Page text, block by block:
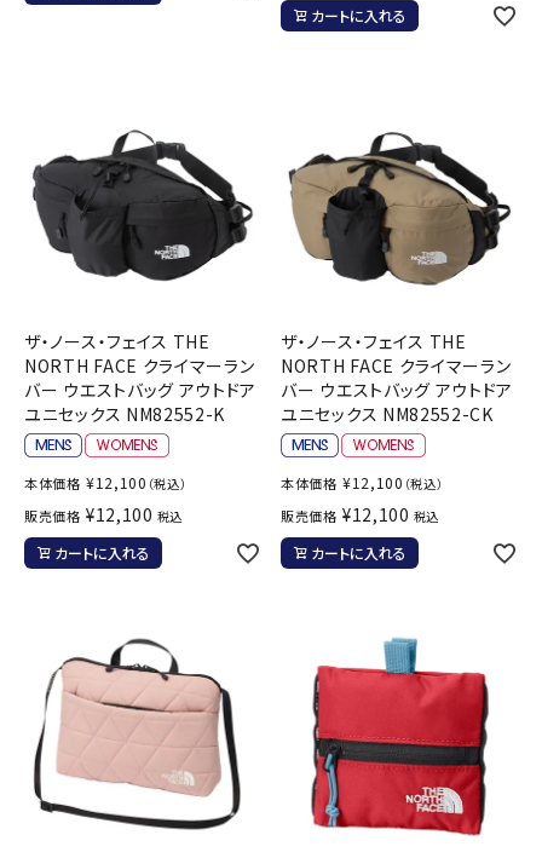
カートに入れる
ザ・ノース・フェイス THE
NORTH FACE クライマーラン
バー ウエストバッグ アウトドア
ユニセックス NM82552-K
本体価格 ¥12,100 （税込）
販売価格 ¥12,100 税込
カートに入れる
ザ・ノース・フェイス THE
NORTH FACE クライマーラン
バー ウエストバッグ アウトドア
ユニセックス NM82552-CK
本体価格 ¥12,100 （税込）
販売価格 ¥12,100 税込
カートに入れる